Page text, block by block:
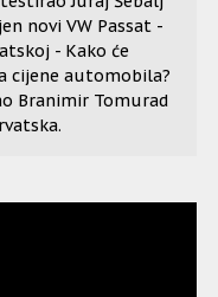
novi VW Passat -
- Kako će
cijene automobila?
Branimir Tomurad